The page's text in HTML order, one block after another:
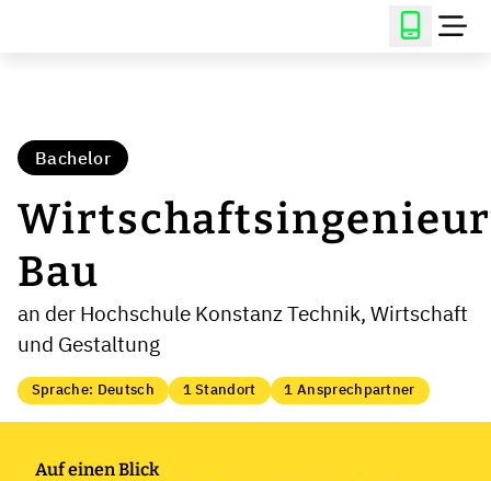
Bachelor
Bau
an der Hochschule Konstanz Technik, Wirtschaft
und Gestaltung
Sprache: Deutsch 1 Standort 1 Ansprechpartner
Auf einen Blick